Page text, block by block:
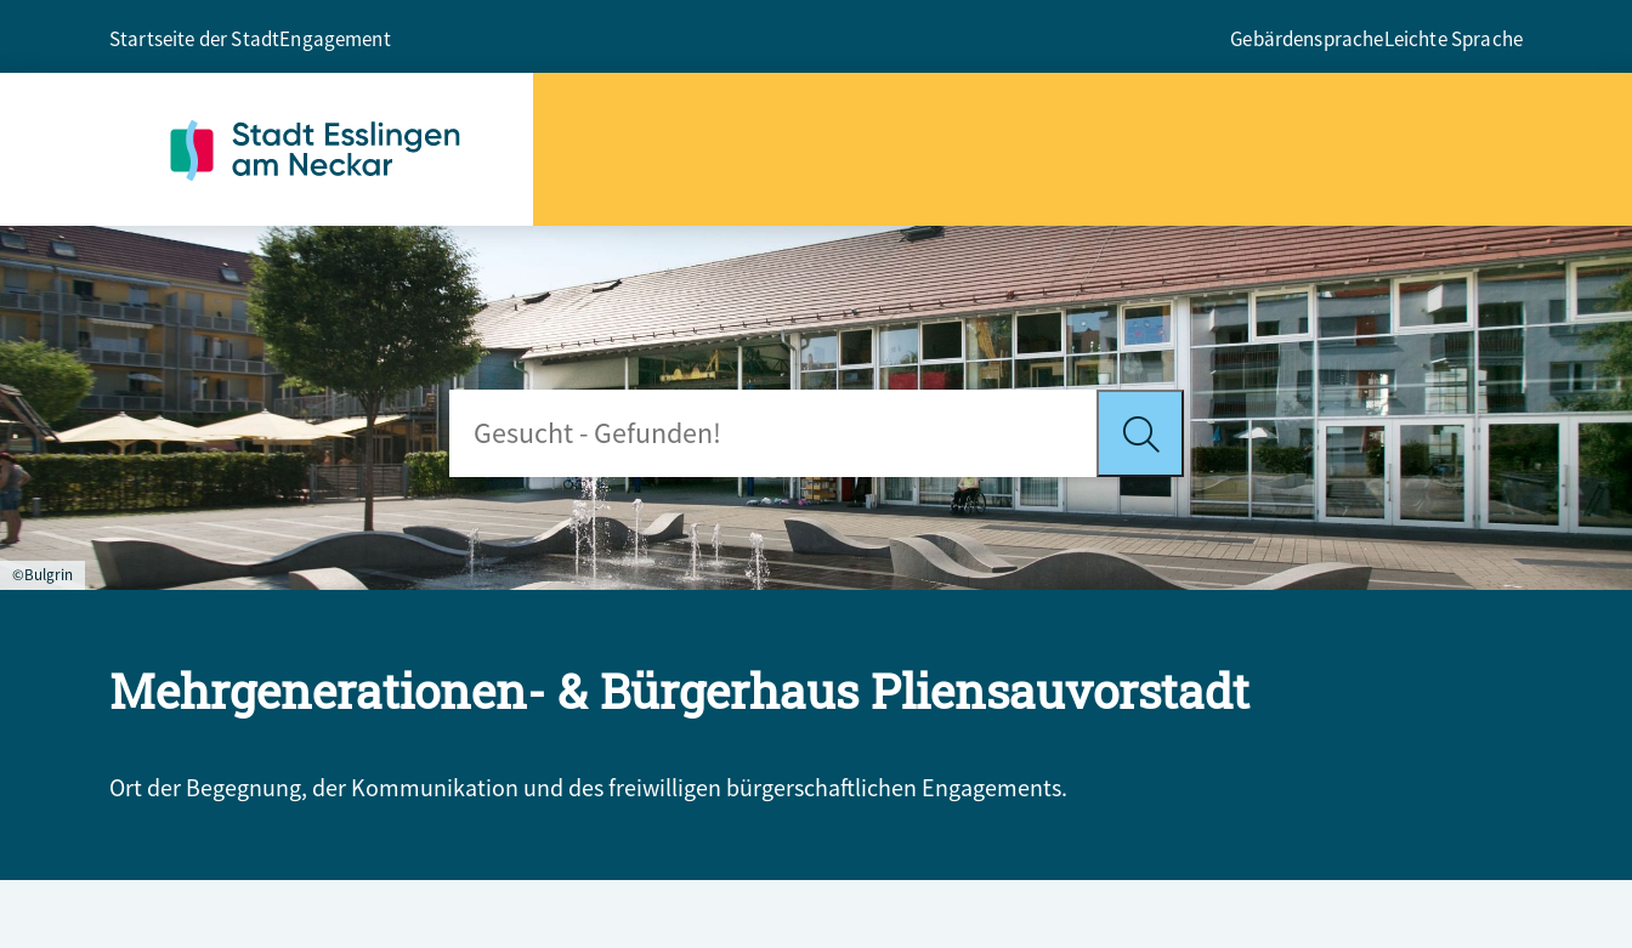
Startseite der StadtEngagement GebärdenspracheLeichte Sprache
©Bulgrin
Mehrgenerationen- & Bürgerhaus Pliensauvorstadt
Ort der Begegnung, der Kommunikation und des freiwilligen bürgerschaftlichen Engagements.